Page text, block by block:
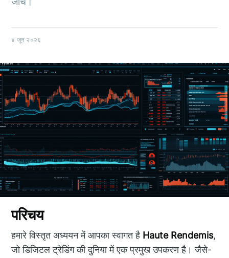
४ जून २०२६
परिचय
हमारे विस्तृत अध्ययन में आपका स्वागत है Haute Rendemis,
जो डिजिटल ट्रेडिंग की दुनिया में एक प्रमुख उपकरण है। जैसे-